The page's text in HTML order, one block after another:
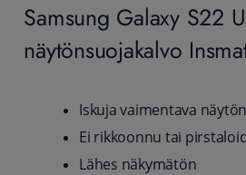
Samsung Galaxy S22
näytönsuojakalvo
Iskuja vaimentava
Ei rikkoonnu tai
Lähes näkymätön